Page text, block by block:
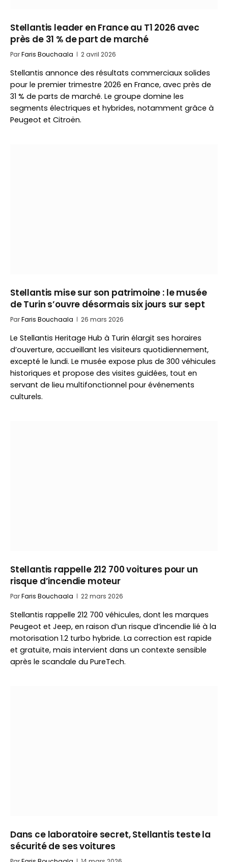
Stellantis leader en France au T1 2026 avec
près de 31 % de part de marché
ParFaris Bouchaala 2 avril 2026
Stellantis annonce des résultats commerciaux solides
pour le premier trimestre 2026 en France, avec près de
31 % de parts de marché. Le groupe domine les
segments électriques et hybrides, notamment grâce à
Peugeot et Citroën.
Stellantis mise sur son patrimoine : le musée
de Turin s’ouvre désormais six jours sur sept
ParFaris Bouchaala 26 mars 2026
Le Stellantis Heritage Hub à Turin élargit ses horaires
d’ouverture, accueillant les visiteurs quotidiennement,
excepté le lundi. Le musée expose plus de 300 véhicules
historiques et propose des visites guidées, tout en
servant de lieu multifonctionnel pour événements
culturels.
Stellantis rappelle 212 700 voitures pour un
risque d’incendie moteur
ParFaris Bouchaala 22 mars 2026
Stellantis rappelle 212 700 véhicules, dont les marques
Peugeot et Jeep, en raison d’un risque d’incendie lié à la
motorisation 1.2 turbo hybride. La correction est rapide
et gratuite, mais intervient dans un contexte sensible
après le scandale du PureTech.
Dans ce laboratoire secret, Stellantis teste la
sécurité de ses voitures